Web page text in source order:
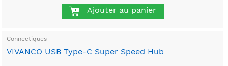
Ajouter au panier
Connectiques
VIVANCO USB Type-C Super Speed Hub